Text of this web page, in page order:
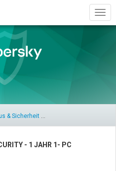
& Sicherheit
- 1 JAHR 1- PC